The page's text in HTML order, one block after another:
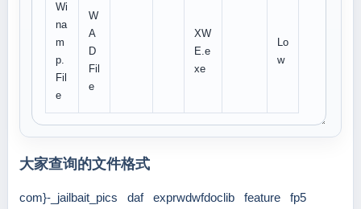
Wi
na
m
p.
Fil
e
W
A
D
Fil
e
XW
E.e
xe
Lo
w
大家查询的文件格式
com}-_jailbait_pics daf exprwdwfdoclib feature
fp5